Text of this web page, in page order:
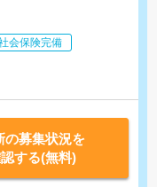
会保険完備
の募集状況を
する(無料)